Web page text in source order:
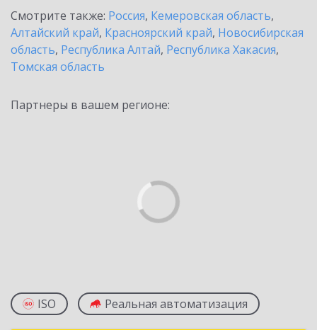
Смотрите также: Россия, Кемеровская область,
Алтайский край, Красноярский край, Новосибирская
область, Республика Алтай, Республика Хакасия,
Томская область
Партнеры в вашем регионе:
ISO Реальная автоматизация